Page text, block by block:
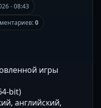
- 08:43
0
игры
bit)
английский,